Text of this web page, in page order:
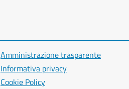
Amministrazione trasparente
Informativa privacy
Cookie Policy